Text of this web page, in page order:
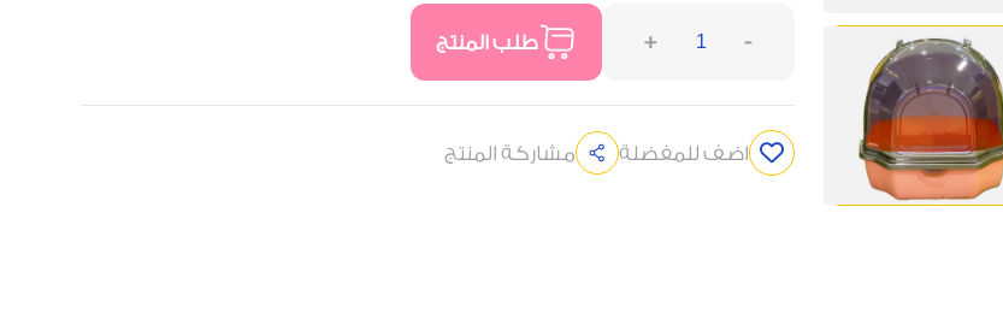
-
+ طلب المنتج
اضف للمفضلة مشاركة المنتج